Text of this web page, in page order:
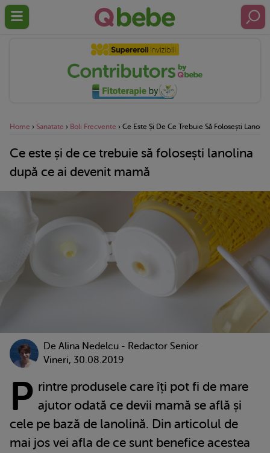
Home › Sanatate › Boli Frecvente › Ce Este Și De Ce Trebuie Să Folosești
Ce este și de ce trebuie să folosești lanolina
după ce ai devenit mamă
De Alina Nedelcu - Redactor Senior
Vineri, 30.08.2019
P rintre produsele care îți pot fi de mare
ajutor odată ce devii mamă se află și
cele pe bază de lanolină. Din articolul de
mai jos vei afla de ce sunt benefice acestea